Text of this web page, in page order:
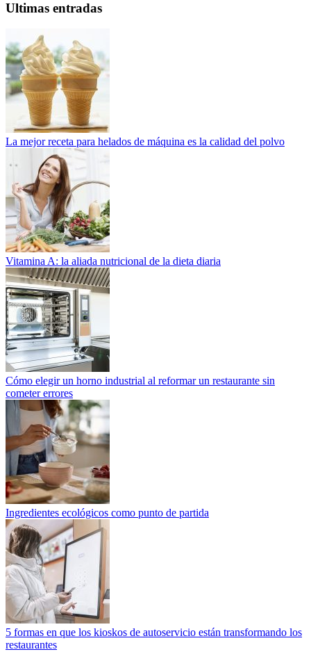
Ultimas entradas
La mejor receta para helados de máquina es la calidad del polvo
Vitamina A: la aliada nutricional de la dieta diaria
Cómo elegir un horno industrial al reformar un restaurante sin
cometer errores
Ingredientes ecológicos como punto de partida
5 formas en que los kioskos de autoservicio están transformando los
restaurantes